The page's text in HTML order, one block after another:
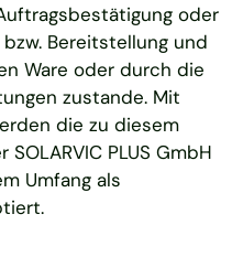
oder
Bereitstellung und
Ware oder durch die
zustande. Mit
die zu diesem
PLUS GmbH
Umfang als